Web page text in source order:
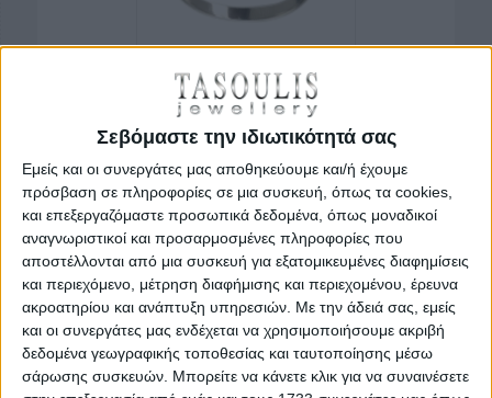
Σεβόμαστε την ιδιωτικότητά σας
Εμείς και οι συνεργάτες μας αποθηκεύουμε και/ή έχουμε
πρόσβαση σε πληροφορίες σε μια συσκευή, όπως τα cookies,
και επεξεργαζόμαστε προσωπικά δεδομένα, όπως μοναδικοί
αναγνωριστικοί και προσαρμοσμένες πληροφορίες που
αποστέλλονται από μια συσκευή για εξατομικευμένες διαφημίσεις
και περιεχόμενο, μέτρηση διαφήμισης και περιεχομένου, έρευνα
ακροατηρίου και ανάπτυξη υπηρεσιών. Με την άδειά σας, εμείς
και οι συνεργάτες μας ενδέχεται να χρησιμοποιήσουμε ακριβή
δεδομένα γεωγραφικής τοποθεσίας και ταυτοποίησης μέσω
σάρωσης συσκευών. Μπορείτε να κάνετε κλικ για να συναινέσετε
Μονόπετρο Λευκόχρυσο 14 Kαράτια 4333-TJPR7